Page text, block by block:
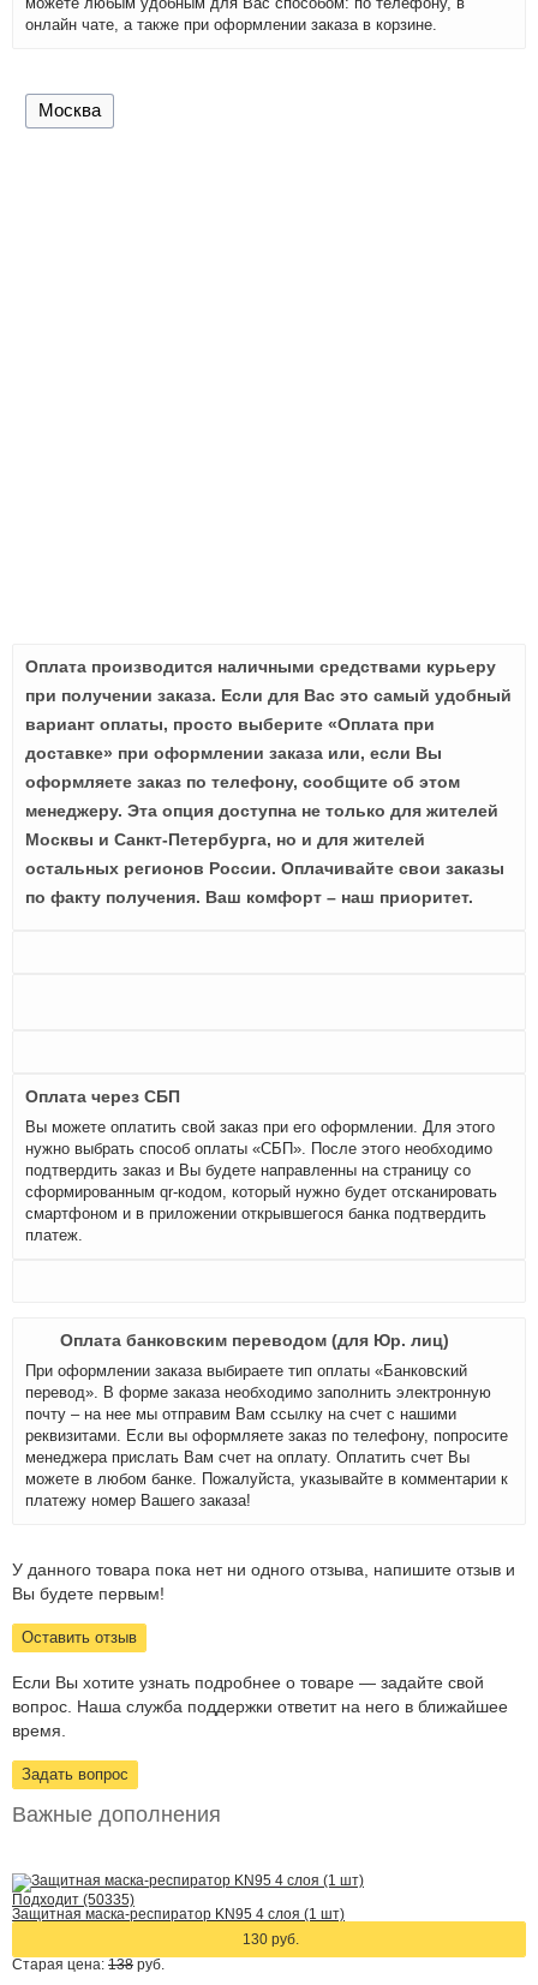
онлайн чате, а также при оформлении заказа в корзине.
Москва
Оплата производится наличными средствами курьеру
при получении заказа. Если для Вас это самый удобный
вариант оплаты, просто выберите «Оплата при
доставке» при оформлении заказа или, если Вы
оформляете заказ по телефону, сообщите об этом
менеджеру. Эта опция доступна не только для жителей
Москвы и Санкт-Петербурга, но и для жителей
остальных регионов России. Оплачивайте свои заказы
по факту получения. Ваш комфорт – наш приоритет.
Оплата через СБП
Вы можете оплатить свой заказ при его оформлении. Для этого
нужно выбрать способ оплаты «СБП». После этого необходимо
подтвердить заказ и Вы будете направленны на страницу со
сформированным qr-кодом, который нужно будет отсканировать
смартфоном и в приложении открывшегося банка подтвердить
платеж.
Оплата банковским переводом (для Юр. лиц)
При оформлении заказа выбираете тип оплаты «Банковский
перевод». В форме заказа необходимо заполнить электронную
почту – на нее мы отправим Вам ссылку на счет с нашими
реквизитами. Если вы оформляете заказ по телефону, попросите
менеджера прислать Вам счет на оплату. Оплатить счет Вы
можете в любом банке. Пожалуйста, указывайте в комментарии к
платежу номер Вашего заказа!
У данного товара пока нет ни одного отзыва, напишите отзыв и
Вы будете первым!
Оставить отзыв
Если Вы хотите узнать подробнее о товаре — задайте свой
вопрос. Наша служба поддержки ответит на него в ближайшее
время.
Задать вопрос
Важные дополнения
Подходит (50335)
Защитная маска-респиратор KN95 4 слоя (1 шт)
130 руб.
Старая цена: 138 руб.